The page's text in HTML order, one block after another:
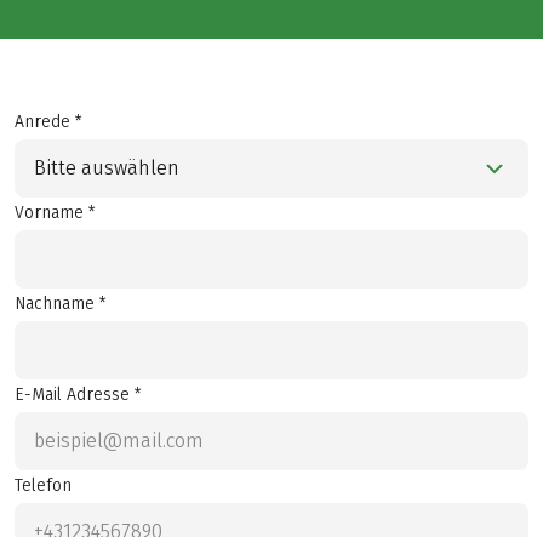
Anrede *
Bitte auswählen
Vorname *
Nachname *
E-Mail Adresse *
Telefon